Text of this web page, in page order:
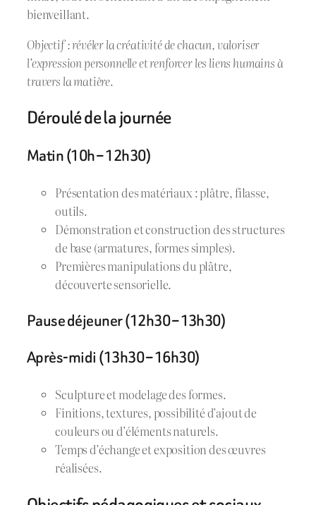
bienveillant.
Objectif : révéler la créativité de chacun, valoriser
l’expression personnelle et renforcer les liens humains à
travers la matière.
Déroulé de la journée
Matin (10h – 12h30)
Présentation des matériaux : plâtre, filasse,
outils.
Démonstration et construction des structures
de base (armatures, formes simples).
Premières manipulations du plâtre,
découverte sensorielle.
Pause déjeuner (12h30 – 13h30)
Après-midi (13h30 – 16h30)
Sculpture et modelage des formes.
Finitions, textures, possibilité d’ajout de
couleurs ou d’éléments naturels.
Temps d’échange et exposition des œuvres
réalisées.